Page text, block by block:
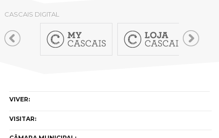
CASCAIS DIGITAL
VIVER:
VISITAR: